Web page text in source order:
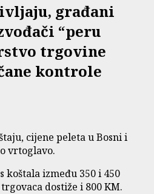
građani
“peru
trgovine
kontrole
cijene peleta u Bosni i
vrtoglavo.
koštala između 350 i 450
dostiže i 800 KM.